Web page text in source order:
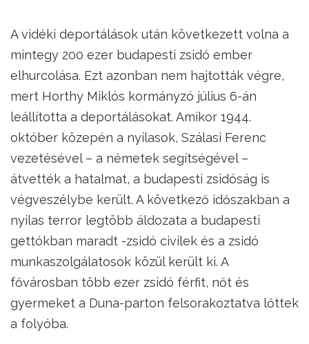
A vidéki deportálások után következett volna a
mintegy 200 ezer budapesti zsidó ember
elhurcolása. Ezt azonban nem hajtották végre,
mert Horthy Miklós kormányzó július 6-án
leállította a deportálásokat. Amikor 1944.
október közepén a nyilasok, Szálasi Ferenc
vezetésével – a németek segítségével –
átvették a hatalmat, a budapesti zsidóság is
végveszélybe került. A következő időszakban a
nyilas terror legtöbb áldozata a budapesti
gettókban maradt -zsidó civilek és a zsidó
munkaszolgálatosok közül került ki. A
fővárosban több ezer zsidó férfit, nőt és
gyermeket a Duna-parton felsorakoztatva lőttek
a folyóba.